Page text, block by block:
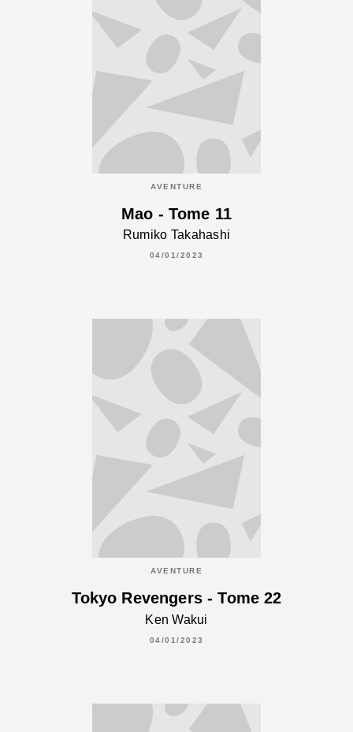
AVENTURE
Mao - Tome 11
Rumiko Takahashi
04/01/2023
AVENTURE
Tokyo Revengers - Tome 22
Ken Wakui
04/01/2023